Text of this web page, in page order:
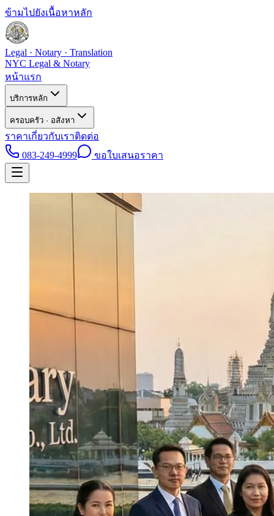
ข้ามไปยังเนื้อหาหลัก
Legal · Notary · Translation
NYC Legal & Notary
หน้าแรก
บริการหลัก
ครอบครัว · อสังหา
ราคาเกี่ยวกับเราติดต่อ
083-249-4999
ขอใบเสนอราคา